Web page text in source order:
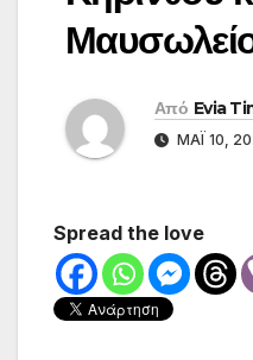
Από Evia
ΜΆΙ 10,
Spread the love